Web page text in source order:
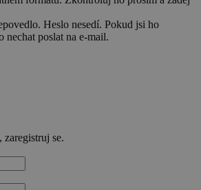
Heslo nesedí. Pokud jsi ho
nechat poslat na e-mail.
zaregistruj se.